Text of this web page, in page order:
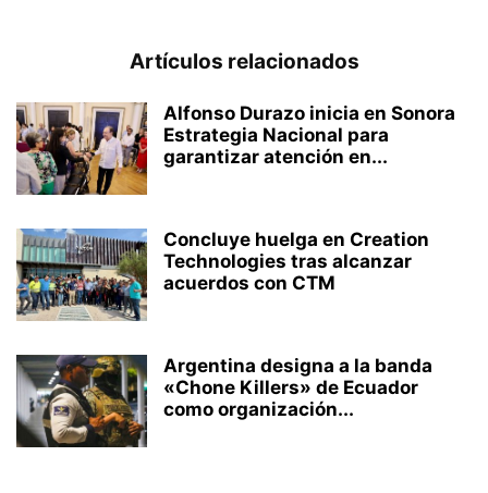
Artículos relacionados
Alfonso Durazo inicia en Sonora
Estrategia Nacional para
garantizar atención en...
Concluye huelga en Creation
Technologies tras alcanzar
acuerdos con CTM
Argentina designa a la banda
«Chone Killers» de Ecuador
como organización...